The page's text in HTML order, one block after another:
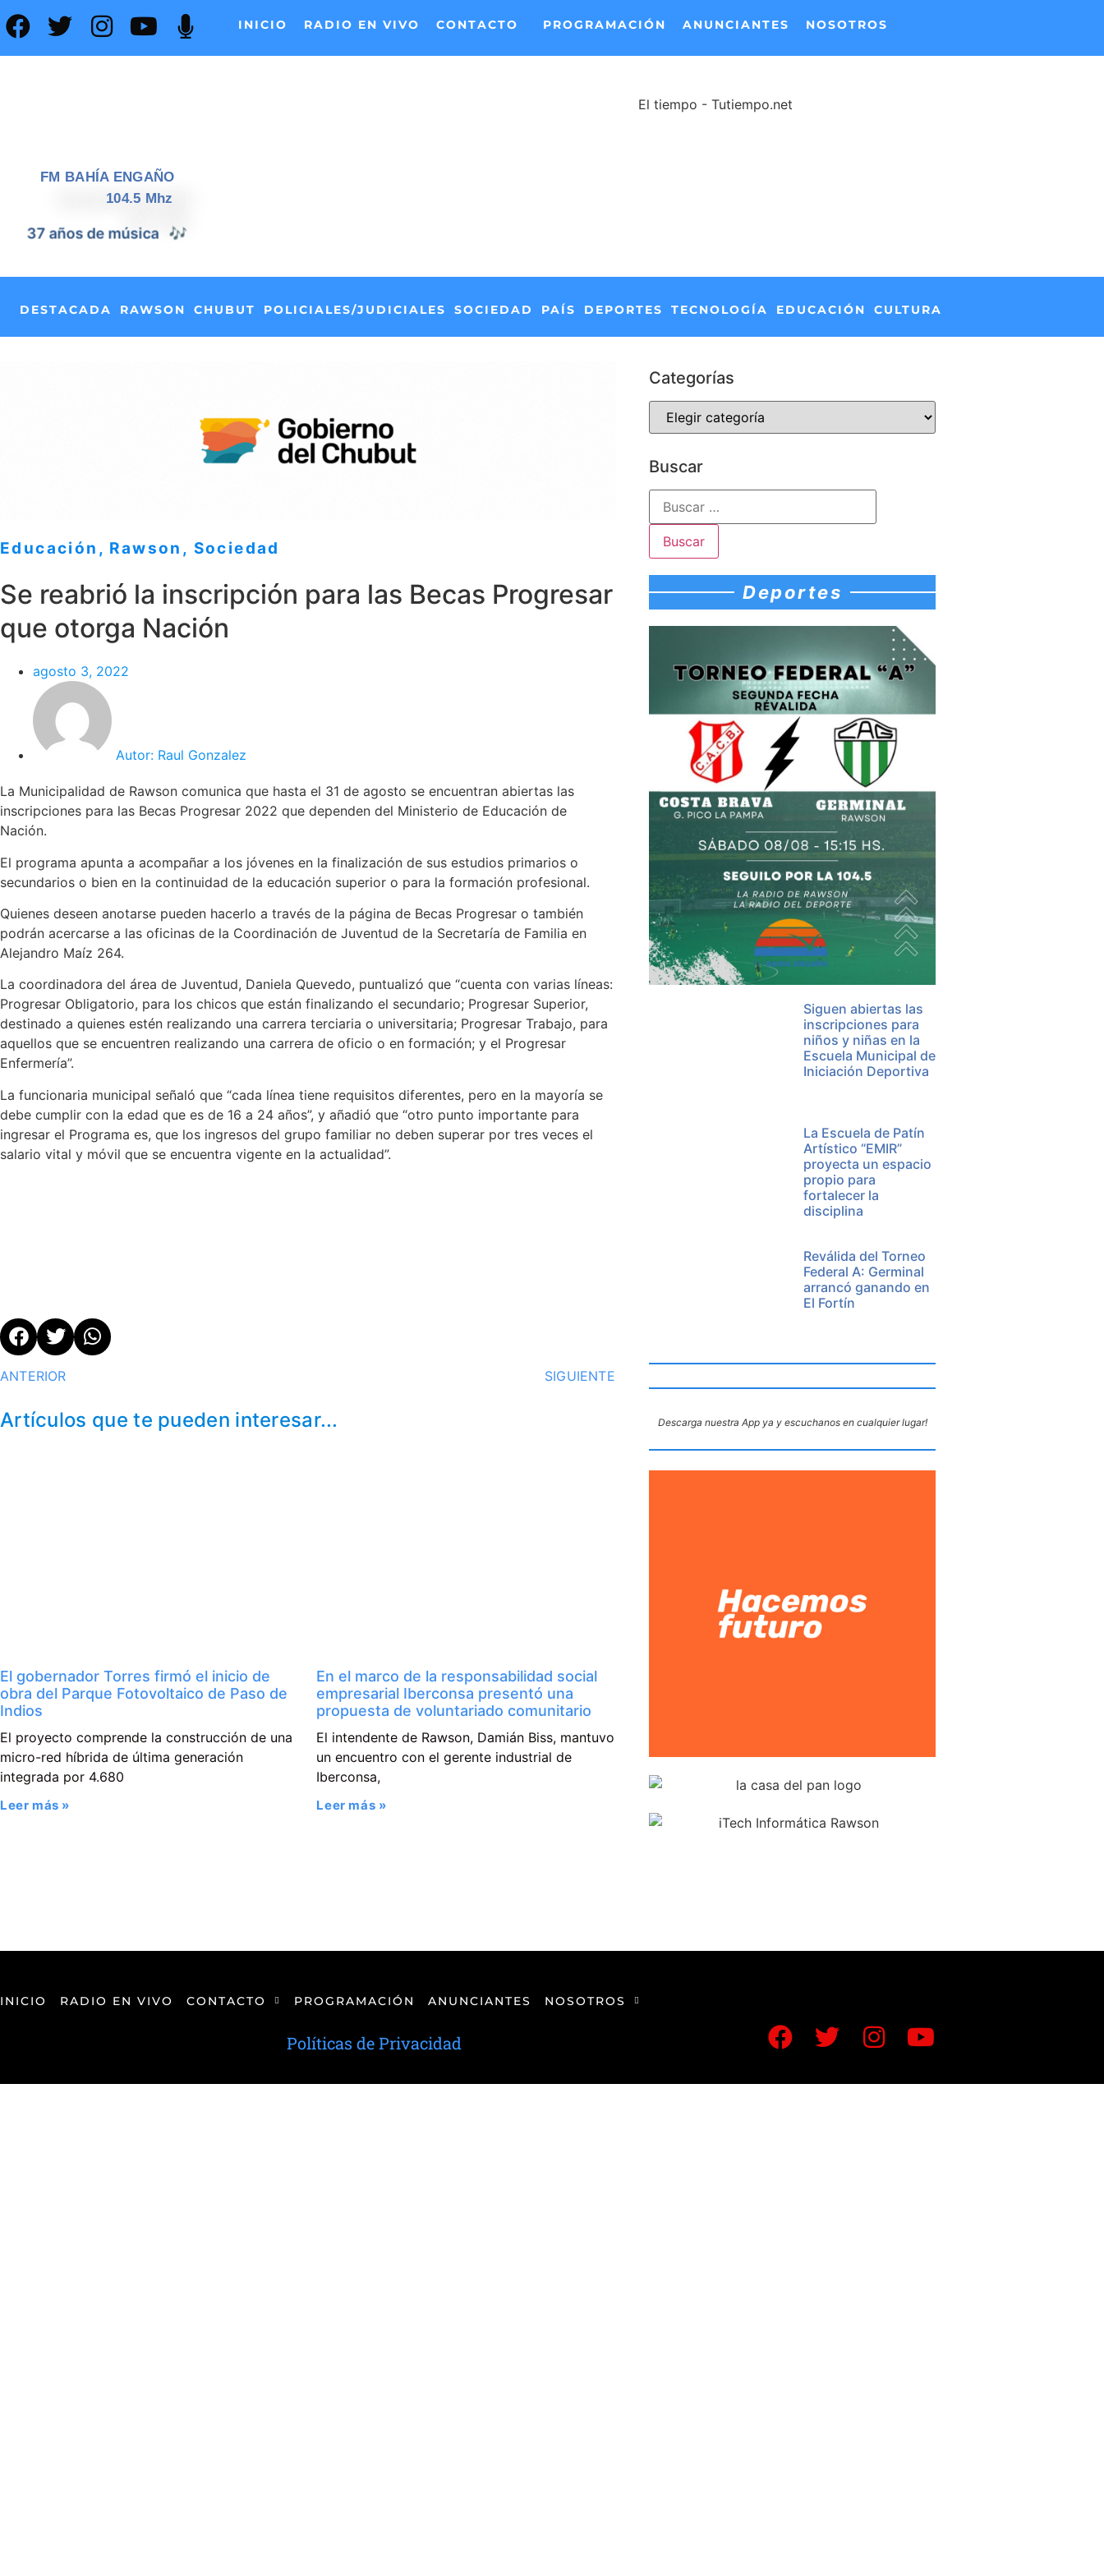
INICIO RADIO EN VIVO CONTACTO PROGRAMACIÓN ANUNCIANTES NOSOTROS
FM BAHÍA ENGAÑO
104.5 Mhz
37 años de noticias 📰
El tiempo - Tutiempo.net
DESTACADA RAWSON CHUBUT POLICIALES/JUDICIALES SOCIEDAD PAÍS DEPORTES TECNOLOGÍA EDUCACIÓN CULTURA
Educación , Rawson , Sociedad
Se reabrió la inscripción para las Becas Progresar
que otorga Nación
agosto 3, 2022
Autor: Raul Gonzalez
La Municipalidad de Rawson comunica que hasta el 31 de agosto se encuentran abiertas las
inscripciones para las Becas Progresar 2022 que dependen del Ministerio de Educación de
Nación.
El programa apunta a acompañar a los jóvenes en la finalización de sus estudios primarios o
secundarios o bien en la continuidad de la educación superior o para la formación profesional.
Quienes deseen anotarse pueden hacerlo a través de la página de Becas Progresar o también
podrán acercarse a las oficinas de la Coordinación de Juventud de la Secretaría de Familia en
Alejandro Maíz 264.
La coordinadora del área de Juventud, Daniela Quevedo, puntualizó que “cuenta con varias líneas:
Progresar Obligatorio, para los chicos que están finalizando el secundario; Progresar Superior,
destinado a quienes estén realizando una carrera terciaria o universitaria; Progresar Trabajo, para
aquellos que se encuentren realizando una carrera de oficio o en formación; y el Progresar
Enfermería”.
La funcionaria municipal señaló que “cada línea tiene requisitos diferentes, pero en la mayoría se
debe cumplir con la edad que es de 16 a 24 años”, y añadió que “otro punto importante para
ingresar el Programa es, que los ingresos del grupo familiar no deben superar por tres veces el
salario vital y móvil que se encuentra vigente en la actualidad”.
ANTERIOR SIGUIENTE
Artículos que te pueden interesar...
El gobernador Torres firmó el inicio de
obra del Parque Fotovoltaico de Paso de
Indios
El proyecto comprende la construcción de una
micro-red híbrida de última generación
integrada por 4.680
Leer más »
En el marco de la responsabilidad social
empresarial Iberconsa presentó una
propuesta de voluntariado comunitario
El intendente de Rawson, Damián Biss, mantuvo
un encuentro con el gerente industrial de
Iberconsa,
Leer más »
Categorías
Buscar
Deportes
Siguen abiertas las
inscripciones para
niños y niñas en la
Escuela Municipal de
Iniciación Deportiva
La Escuela de Patín
Artístico “EMIR”
proyecta un espacio
propio para
fortalecer la
disciplina
Reválida del Torneo
Federal A: Germinal
arrancó ganando en
El Fortín
Descarga nuestra App ya y escuchanos en cualquier lugar!
INICIO RADIO EN VIVO CONTACTO PROGRAMACIÓN ANUNCIANTES NOSOTROS
Políticas de Privacidad